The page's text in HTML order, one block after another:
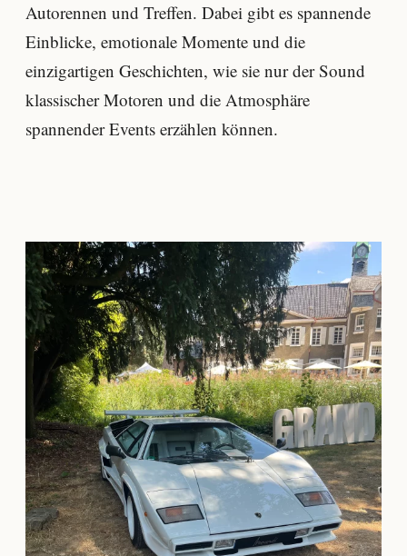
Autorennen und Treffen. Dabei gibt es spannende
Einblicke, emotionale Momente und die
einzigartigen Geschichten, wie sie nur der Sound
klassischer Motoren und die Atmosphäre
spannender Events erzählen können.